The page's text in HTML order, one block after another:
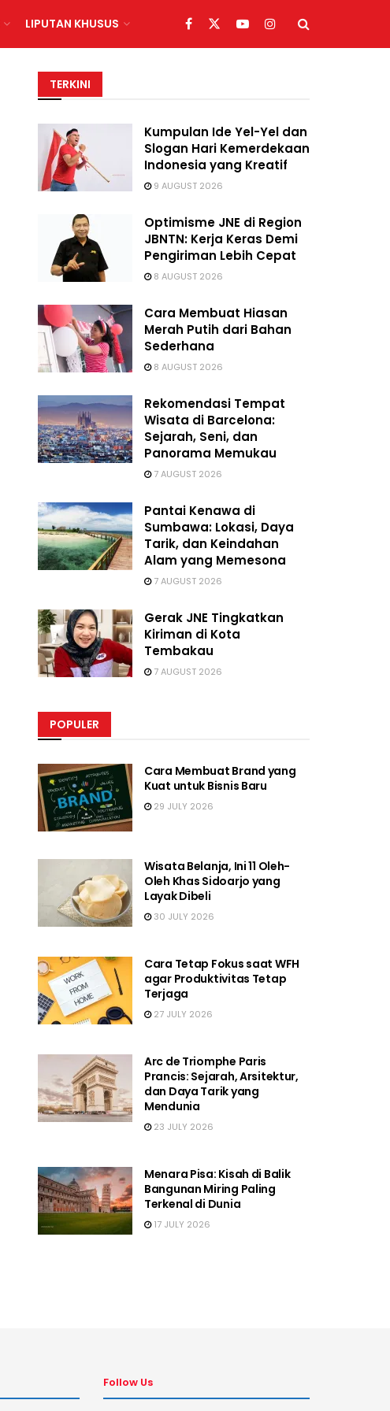
LIPUTAN KHUSUS
TERKINI
Kumpulan Ide Yel-Yel dan
Slogan Hari Kemerdekaan
Indonesia yang Kreatif
9 AUGUST 2026
Optimisme JNE di Region
JBNTN: Kerja Keras Demi
Pengiriman Lebih Cepat
8 AUGUST 2026
Cara Membuat Hiasan
Merah Putih dari Bahan
Sederhana
8 AUGUST 2026
Rekomendasi Tempat
Wisata di Barcelona:
Sejarah, Seni, dan
Panorama Memukau
7 AUGUST 2026
Pantai Kenawa di
Sumbawa: Lokasi, Daya
Tarik, dan Keindahan
Alam yang Memesona
7 AUGUST 2026
Gerak JNE Tingkatkan
Kiriman di Kota
Tembakau
7 AUGUST 2026
POPULER
Cara Membuat Brand yang
Kuat untuk Bisnis Baru
29 JULY 2026
Wisata Belanja, Ini 11 Oleh-
Oleh Khas Sidoarjo yang
Layak Dibeli
30 JULY 2026
Cara Tetap Fokus saat WFH
agar Produktivitas Tetap
Terjaga
27 JULY 2026
Arc de Triomphe Paris
Prancis: Sejarah, Arsitektur,
dan Daya Tarik yang
Mendunia
23 JULY 2026
Menara Pisa: Kisah di Balik
Bangunan Miring Paling
Terkenal di Dunia
17 JULY 2026
Follow Us